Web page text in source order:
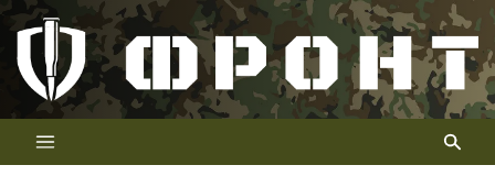
Скип
цонтент
Телевизија ФРОНТ
Први војни канал у Србији